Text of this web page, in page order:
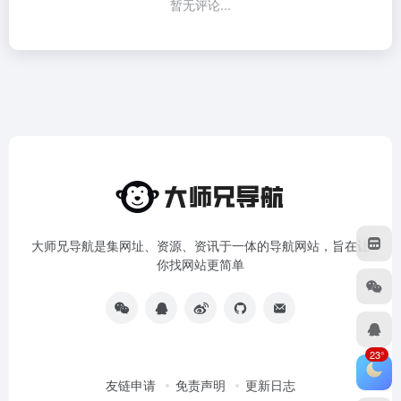
暂无评论...
大师兄导航是集网址、资源、资讯于一体的导航网站，旨在让
你找网站更简单
友链申请 免责声明 更新日志
23°